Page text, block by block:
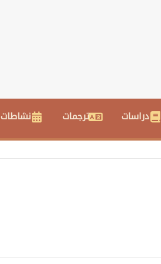
دراسات ترجمات نشاطات